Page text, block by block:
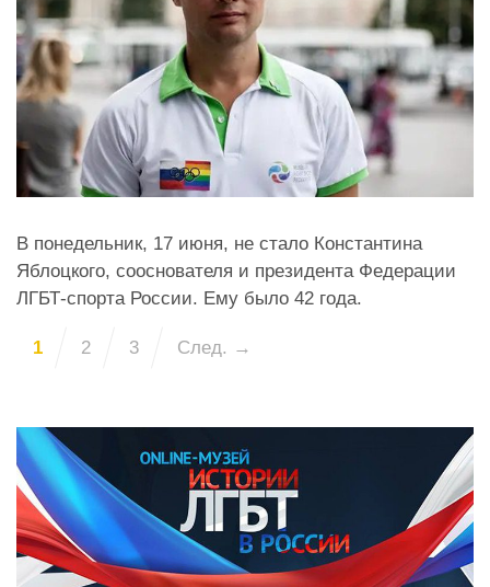
В понедельник, 17 июня, не стало Константина
Яблоцкого, сооснователя и президента Федерации
ЛГБТ-спорта России. Ему было 42 года.
1 2 3 След. →